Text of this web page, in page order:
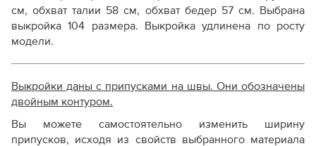
см, обхват талии 58 см, обхват бедер 57 см. Выбрана
выкройка 104 размера. Выкройка удлинена по росту
модели.
Выкройки даны с припусками на швы. Они обозначены
двойным контуром.
Вы можете самостоятельно изменить ширину
припусков, исходя из свойств выбранного материала